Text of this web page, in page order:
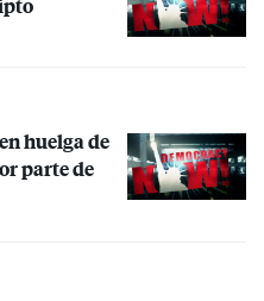
huelga de
parte de